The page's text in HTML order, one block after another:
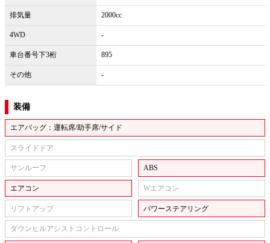
排気量 2000cc
4WD -
車台番号下3桁 895
その他 -
装備
エアバッグ：運転席/助手席/サイド
スライドドア
サンルーフ ABS
エアコン Wエアコン
リフトアップ パワーステアリング
ダウンヒルアシストコントロール